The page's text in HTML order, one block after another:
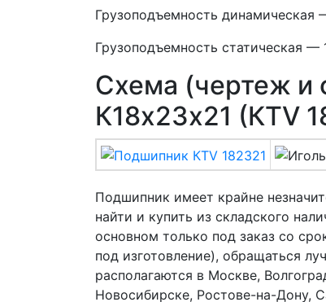
Грузоподъемность динамическая
Грузоподъемность статическая —
Схема (чертеж и
К18х23х21 (КTV
Подшипник имеет крайне
найти и купить из складского
основном только под заказ со
под изготовление), обращаться
располагаются в Москве,
Новосибирске, Ростове-на-Дону,